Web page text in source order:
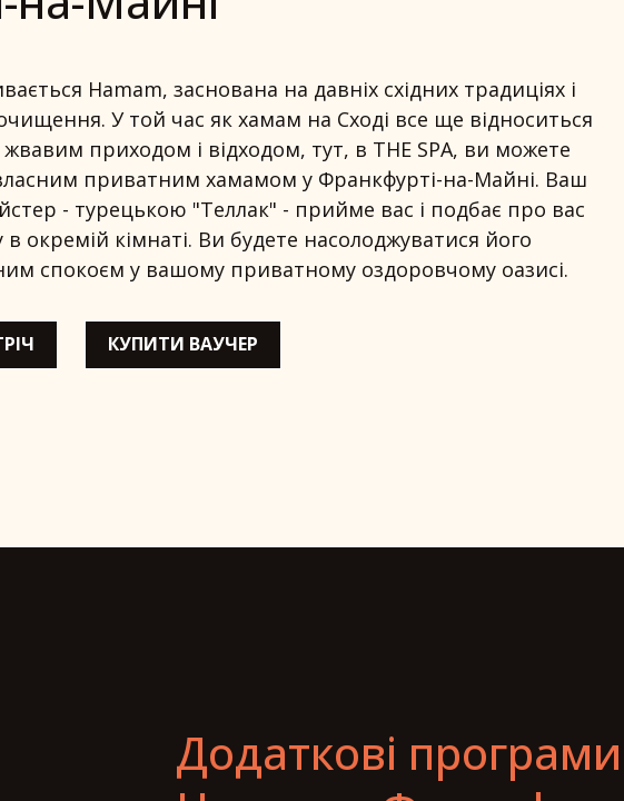
Hamam, заснована на давніх східних традиціях і
У той час як хамам на Сході все ще відноситься
приходом і відходом, тут, в THE SPA, ви можете
приватним хамамом у Франкфурті-на-Майні. Ваш
- турецькою "Теллак" - прийме вас і подбає про вас
окремій кімнаті. Ви будете насолоджуватися його
спокоєм у вашому приватному оздоровчому оазисі.
КУПИТИ ВАУЧЕР
Додаткові